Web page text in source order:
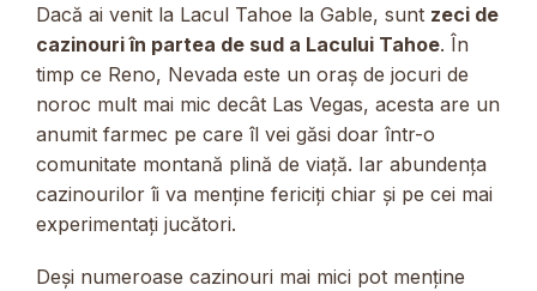
Dacă ai venit la Lacul Tahoe la Gable, sunt zeci de
cazinouri în partea de sud a Lacului Tahoe. În
timp ce Reno, Nevada este un oraș de jocuri de
noroc mult mai mic decât Las Vegas, acesta are un
anumit farmec pe care îl vei găsi doar într-o
comunitate montană plină de viață. Iar abundența
cazinourilor îi va menține fericiți chiar și pe cei mai
experimentați jucători.
Deși numeroase cazinouri mai mici pot menține